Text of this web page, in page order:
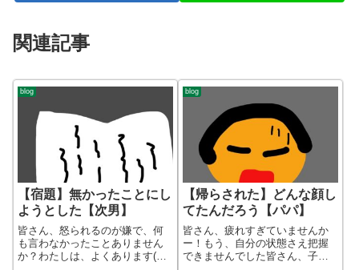
関連記事
blog
【宿題】無かったことにし
ようとした【次男】
皆さん、怒られるのが嫌で、何
も言わなかったことありません
か？わたしは、よくあります(笑)
blog
【帰らされた】どんな顔し
てたんだろう【パパ】
皆さん、疲れすぎていませんか
ー！もう、自分の状態さえ把握
できませんでした皆さん、子育